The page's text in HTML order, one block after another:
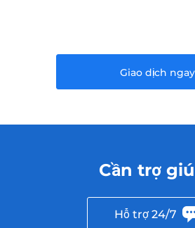
Giao dịch ngay
Cần trợ
Hỗ trợ 24/7